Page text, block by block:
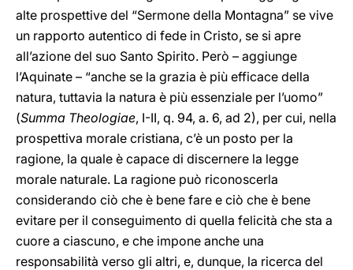
alte prospettive del “Sermone della Montagna” se vive
un rapporto autentico di fede in Cristo, se si apre
all’azione del suo Santo Spirito. Però – aggiunge
l’Aquinate – “anche se la grazia è più efficace della
natura, tuttavia la natura è più essenziale per l’uomo”
(Summa Theologiae, I-II, q. 94, a. 6, ad 2), per cui, nella
prospettiva morale cristiana, c’è un posto per la
ragione, la quale è capace di discernere la legge
morale naturale. La ragione può riconoscerla
considerando ciò che è bene fare e ciò che è bene
evitare per il conseguimento di quella felicità che sta a
cuore a ciascuno, e che impone anche una
responsabilità verso gli altri, e, dunque, la ricerca del